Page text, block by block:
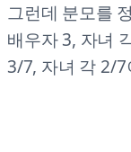
그런데 분모를
배우자 3, 자녀
3/7, 자녀 각 2/7